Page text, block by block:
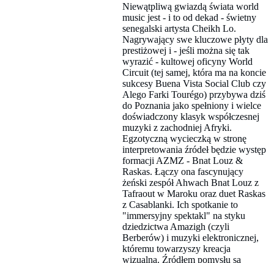
Niewątpliwą gwiazdą świata world
music jest - i to od dekad - świetny
senegalski artysta Cheikh Lo.
Nagrywający swe kluczowe płyty dla
prestiżowej i - jeśli można się tak
wyrazić - kultowej oficyny World
Circuit (tej samej, która ma na koncie
sukcesy Buena Vista Social Club czy
Alego Farki Tourégo) przybywa dziś
do Poznania jako spełniony i wielce
doświadczony klasyk współczesnej
muzyki z zachodniej Afryki.
Egzotyczną wycieczką w stronę
interpretowania źródeł będzie występ
formacji AZMZ - Bnat Louz &
Raskas. Łączy ona fascynujący
żeński zespół Ahwach Bnat Louz z
Tafraout w Maroku oraz duet Raskas
z Casablanki. Ich spotkanie to
"immersyjny spektakl" na styku
dziedzictwa Amazigh (czyli
Berberów) i muzyki elektronicznej,
któremu towarzyszy kreacja
wizualna. Źródłem pomysłu są